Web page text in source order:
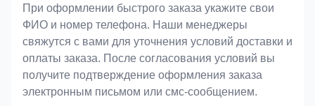
При оформлении быстрого заказа укажите свои
ФИО и номер телефона. Наши менеджеры
свяжутся с вами для уточнения условий доставки и
оплаты заказа. После согласования условий вы
получите подтверждение оформления заказа
электронным письмом или смс-сообщением.